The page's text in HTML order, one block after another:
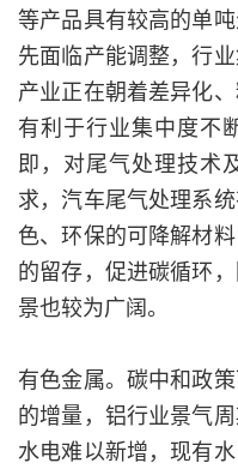
等产品具有较高的单
先面临产能调整，行
产业正在朝着差异化
有利于行业集中度不
即，对尾气处理技术
求，汽车尾气处理系
色、环保的可降解材
的留存，促进碳循环
景也较为广阔。
有色金属。碳中和政
的增量，铝行业景气
水电难以新增，现有